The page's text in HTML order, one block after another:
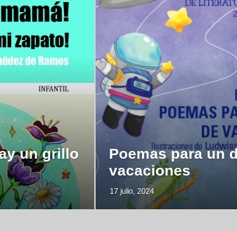
un grillo
Poemas para un
vacaciones
17 julio, 2024